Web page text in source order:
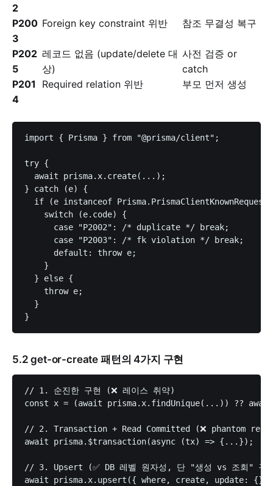
2
P200
3
Foreign key constraint 위반 참조 무결성 복구
P202
5
레코드 없음 (update/delete 대
상)
사전 검증 or
catch
P201
4
Required relation 위반 부모 먼저 생성
import { Prisma } from "@prisma/client";
try {
  await prisma.x.create(...);
} catch (e) {
if (e instanceof
    switch (e.code) {
      case "P2002": /* duplicate */ break;
      case "P2003": /* fk violation */ break;
      default: throw e;
    }
  } else {
    throw e;
  }
5.2 get-or-create 패턴의 4가지 구현
// 1. 순진한 구현 (❌ 레이스 취약)
const x = (await prisma.x.findUnique(...)) ??
// 2. Transaction + Read Committed (❌ phantom read
await prisma.$transaction(async (tx) => {...});
// 3. Upsert (✅ DB 레벨 원자성, 단 "생성 vs 조회" 구
await prisma.x.upsert({ where, create, update: {}